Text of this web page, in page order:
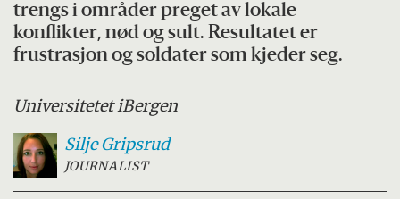
trengs i områder preget av lokale
konflikter, nød og sult. Resultatet er
frustrasjon og soldater som kjeder seg.
Universitetet iBergen
Silje Gripsrud
JOURNALIST